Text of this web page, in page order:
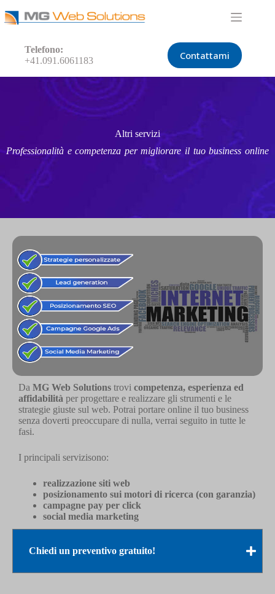
Telefono:
+41.091.6061183
Contattami
Altri servizi
Professionalità e competenza per migliorare il tuo business online
Da MG Web Solutions trovi competenza, esperienza ed
affidabilità per progettare e realizzare gli strumenti e le
strategie giuste sul web. Potrai portare online il tuo business
senza doverti preoccupare di nulla, verrai seguito in tutte le
fasi.
I principali servizisono:
realizzazione siti web
posizionamento sui motori di ricerca (con garanzia)
campagne pay per click
social media marketing
Chiedi un preventivo gratuito!